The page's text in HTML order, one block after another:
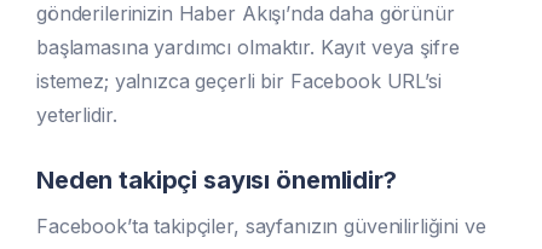
gönderilerinizin Haber Akışı’nda daha görünür
başlamasına yardımcı olmaktır. Kayıt veya şifre
istemez; yalnızca geçerli bir Facebook URL’si
yeterlidir.
Neden takipçi sayısı önemlidir?
Facebook’ta takipçiler, sayfanızın güvenilirliğini ve